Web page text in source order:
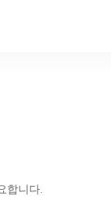
합니다.